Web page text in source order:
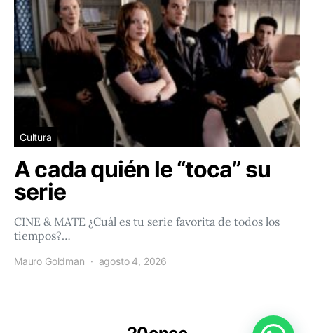
Cultura
A cada quién le “toca” su
serie
CINE & MATE ¿Cuál es tu serie favorita de todos los
tiempos?…
Mauro Goldman agosto 4, 2026